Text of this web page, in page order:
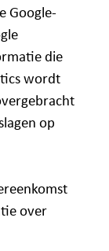
Google-
die
wordt
op
over